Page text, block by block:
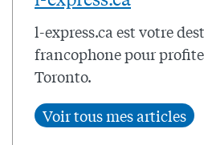
l-express.ca est votre
francophone pour
Toronto.